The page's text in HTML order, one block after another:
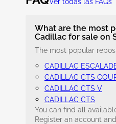
What are the most
Cadillac for sale on
The most popular
CADILLAC
CADILLAC CTS
CADILLAC CTS V
CADILLAC CTS
You can find all
Register an account